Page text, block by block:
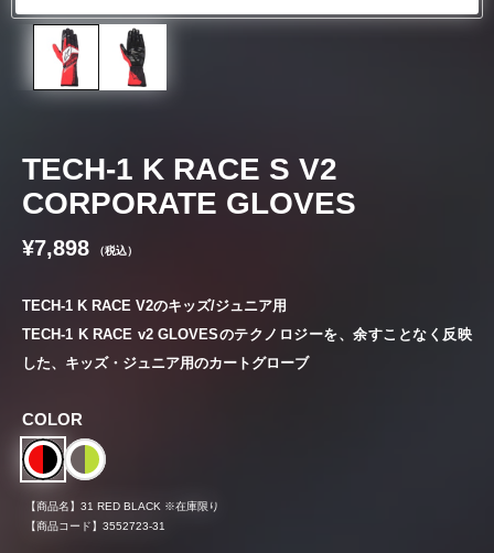
TECH-1 K RACE S V2
CORPORATE GLOVES
¥7,898 （税込）
TECH-1 K RACE V2のキッズ/ジュニア用
TECH-1 K RACE v2 GLOVESのテクノロジーを、余すことなく反映
した、キッズ・ジュニア用のカートグローブ
COLOR
【商品名】 31 RED BLACK ※在庫限り
【商品コード】 3552723-31